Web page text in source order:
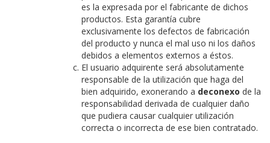
es la expresada por el fabricante de dichos
productos. Esta garantía cubre
exclusivamente los defectos de fabricación
del producto y nunca el mal uso ni los daños
debidos a elementos externos a éstos.
El usuario adquirente será absolutamente
responsable de la utilización que haga del
bien adquirido, exonerando a deconexo de la
responsabilidad derivada de cualquier daño
que pudiera causar cualquier utilización
correcta o incorrecta de ese bien contratado.